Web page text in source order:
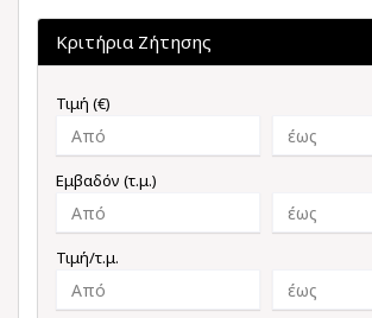
Κριτήρια Ζήτησης
Τιμή (€)
Εμβαδόν (τ.μ.)
Τιμή/τ.μ.